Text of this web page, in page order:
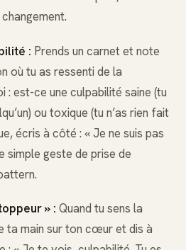
: Prends un carnet et note
où tu as ressenti de la
: est-ce une culpabilité saine (tu
ou toxique (tu n’as rien fait
écris à côté : « Je ne suis pas
simple geste de prise de
» : Quand tu sens la
ta main sur ton cœur et dis à